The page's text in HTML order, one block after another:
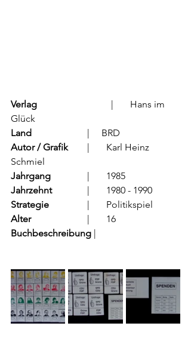
Verlag
Glück
Land
			  |     BRD
Autor / Grafik
	  |	Karl Heinz
Schmiel
Jahrgang
		  |	1985
Jahrzehnt
		  |	1980 - 1990
Strategie
		  |	Politikspiel
Alter
			  |	16
Buchbeschreibung